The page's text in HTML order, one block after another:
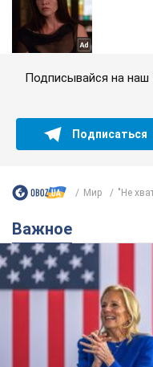
Подписывайся на наш
Подписаться
Мир "Не
Важное